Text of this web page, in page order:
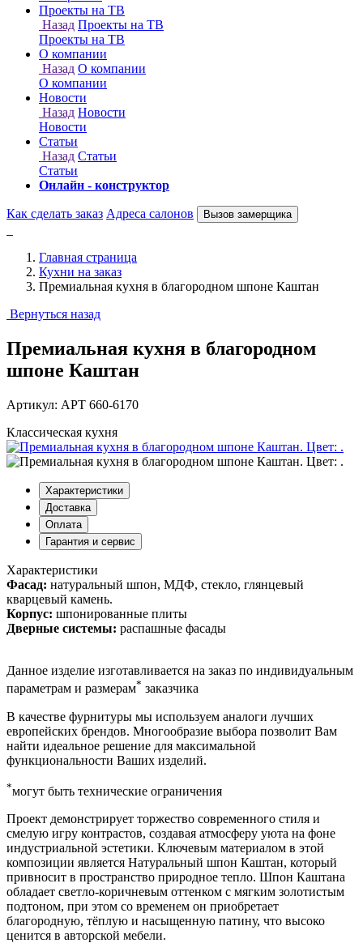
Онлайн - конструктор
Как сделать заказ Адреса салонов Вызов замерщика
Главная страница
Кухни на заказ
Премиальная кухня в благородном шпоне Каштан
Вернуться назад
Премиальная кухня в благородном
шпоне Каштан
Артикул: АРТ 660-6170
Классическая кухня
Характеристики
Доставка
Оплата
Гарантия и сервис
Характеристики
Фасад: натуральный шпон, МДФ, стекло, глянцевый
кварцевый камень.
Корпус: шпонированные плиты
Дверные системы: распашные фасады
Данное изделие изготавливается на заказ по индивидуальным
параметрам и размерам* заказчика
В качестве фурнитуры мы используем аналоги лучших
европейских брендов. Многообразие выбора позволит Вам
найти идеальное решение для максимальной
функциональности Ваших изделий.
*могут быть технические ограничения
Проект демонстрирует торжество современного стиля и
смелую игру контрастов, создавая атмосферу уюта на фоне
индустриальной эстетики. Ключевым материалом в этой
композиции является Натуральный шпон Каштан, который
привносит в пространство природное тепло. Шпон Каштана
обладает светло-коричневым оттенком с мягким золотистым
подтоном, при этом со временем он приобретает
благородную, тёплую и насыщенную патину, что высоко
ценится в авторской мебели.